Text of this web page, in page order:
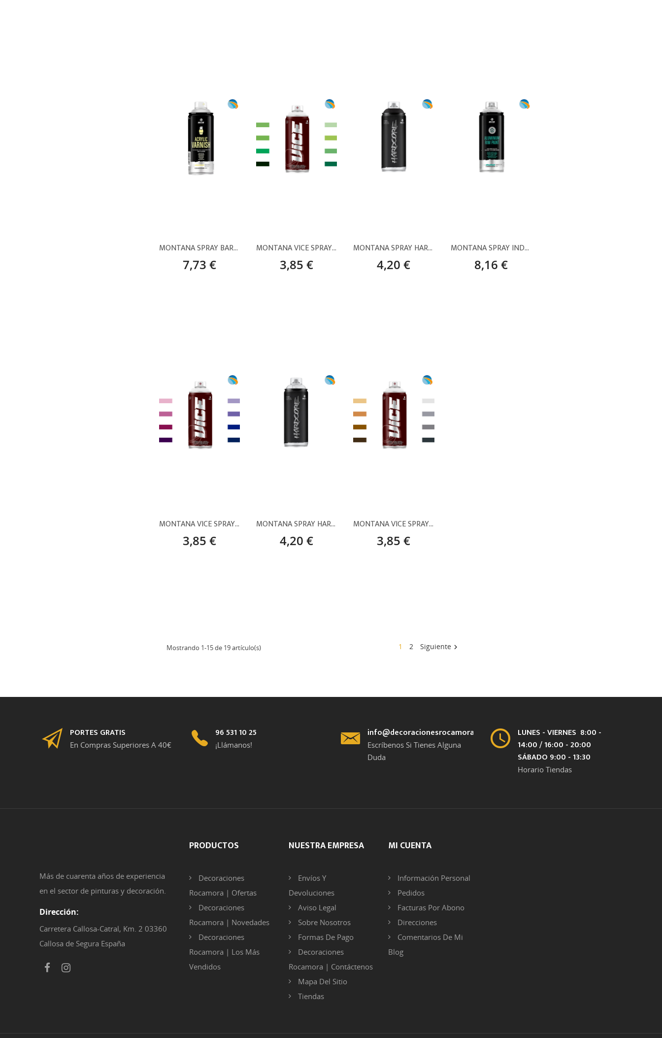
MONTANA SPRAY BARNIZ ACRÍLICO BRILLANTE – 400 ML
7,73 €
MONTANA VICE SPRAY PINTURA – VERDES (400 ML)
3,85 €
MONTANA SPRAY HARDCORE NEGRO SATINADO – 400 ML
4,20 €
MONTANA SPRAY INDUSTRIAL ALUMINIO LLANTAS – 400 ML
8,16 €
MONTANA VICE SPRAY PINTURA – VIOLETAS Y AZULES (400 ML)
3,85 €
MONTANA SPRAY HARDCORE BLANCO SATINADO – 400 ML
4,20 €
MONTANA VICE SPRAY PINTURA – MARRONES Y GRISES (400 ML)
3,85 €
Mostrando 1-15 de 19 artículo(s) 1 2 Siguiente 
PORTES GRATIS
En Compras Superiores A 40€
96 531 10 25
¡Llámanos!
info@decoracionesrocamora.com
Escríbenos Si Tienes Alguna
Duda
LUNES - VIERNES 8:00 -
14:00 / 16:00 - 20:00
SÁBADO 9:00 - 13:30
Horario Tiendas
Más de cuarenta años de experiencia
en el sector de pinturas y decoración.
Dirección:
Carretera Callosa-Catral, Km. 2 03360
Callosa de Segura España
PRODUCTOS
Decoraciones
Rocamora | Ofertas
Decoraciones
Rocamora | Novedades
Decoraciones
Rocamora | Los Más
Vendidos
NUESTRA EMPRESA
Envíos Y
Devoluciones
Aviso Legal
Sobre Nosotros
Formas De Pago
Decoraciones
Rocamora | Contáctenos
Mapa Del Sitio
Tiendas
MI CUENTA
Información Personal
Pedidos
Facturas Por Abono
Direcciones
Comentarios De Mi
Blog